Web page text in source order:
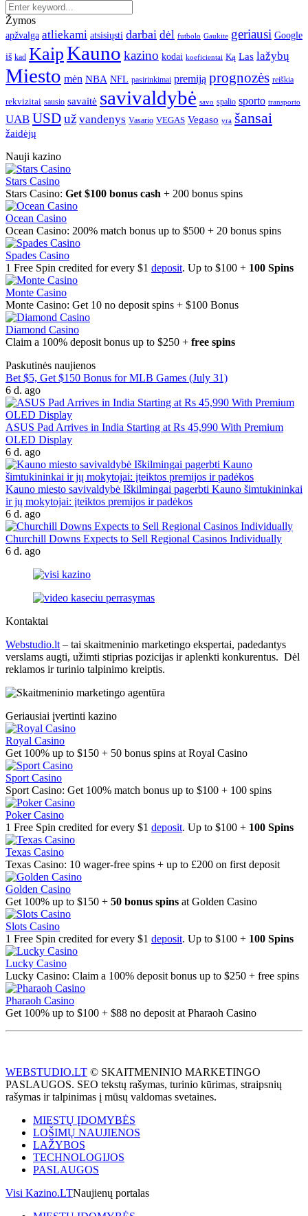
Žymos
apžvalga atliekami atsisiųsti darbai dėl futbolo Gaukite geriausi Google
iš kad KaipKauno kazino kodai koeficientai Ką Las lažybų
Miesto mėn NBA NFL pasirinkimai premiją prognozės reiškia
rekvizitai sausio savaitė savivaldybė savo spalio sporto transporto
UAB USDuž vandenys Vasario VEGAS Vegaso yra šansai
žaidėjų
Nauji kazino
Stars Casino
Stars Casino: Get $100 bonus cash + 200 bonus spins
Ocean Casino
Ocean Casino: 200% match bonus up to $500 + 20 bonus spins
Spades Casino
1 Free Spin credited for every $1 deposit. Up to $100 + 100 Spins
Monte Casino
Monte Casino: Get 10 no deposit spins + $100 Bonus
Diamond Casino
Claim a 100% deposit bonus up to $250 + free spins
Paskutinės naujienos
Bet $5, Get $150 Bonus for MLB Games (July 31)
6 d. ago
ASUS Pad Arrives in India Starting at Rs 45,990 With Premium
OLED Display
6 d. ago
Kauno miesto savivaldybė Iškilmingai pagerbti Kauno šimtukininkai
ir jų mokytojai: įteiktos premijos ir padėkos
6 d. ago
Churchill Downs Expects to Sell Regional Casinos Individually
6 d. ago
Kontaktai
Webstudio.lt – tai skaitmeninio marketingo ekspertai, padedantys
verslams augti, užimti stiprias pozicijas ir aplenkti konkurentus. Dėl
reklamos ir turinio talpinimo kreiptis.
Geriausiai įvertinti kazino
Royal Casino
Get 100% up to $150 + 50 bonus spins at Royal Casino
Sport Casino
Sport Casino: Get 100% match bonus up to $100 + 100 spins
Poker Casino
1 Free Spin credited for every $1 deposit. Up to $100 + 100 Spins
Texas Casino
Texas Casino: 10 wager-free spins + up to £200 on first deposit
Golden Casino
Get 100% up to $150 + 50 bonus spins at Golden Casino
Slots Casino
1 Free Spin credited for every $1 deposit. Up to $100 + 100 Spins
Lucky Casino
Lucky Casino: Claim a 100% deposit bonus up to $250 + free spins
Pharaoh Casino
Get 100% up to $100 + $88 no deposit at Pharaoh Casino
WEBSTUDIO.LT © SKAITMENINIO MARKETINGO
PASLAUGOS. SEO tekstų rašymas, turinio kūrimas, straipsnių
rašymas ir talpinimas į mūsų valdomas svetaines.
MIESTŲ ĮDOMYBĖS
LOŠIMŲ NAUJIENOS
LAŽYBOS
TECHNOLOGIJOS
PASLAUGOS
Visi Kazino.LTNaujienų portalas